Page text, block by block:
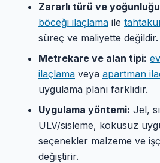
Zararlı türü ve
böceği ilaçlama ile
süreç ve maliyette değildir.
Metrekare ve alan tipi:
ilaçlama veya apartman
uygulama planı farklıdır.
Uygulama yöntemi: Jel,
ULV/sisleme, kokusuz
seçenekler malzeme ve
değiştirir.